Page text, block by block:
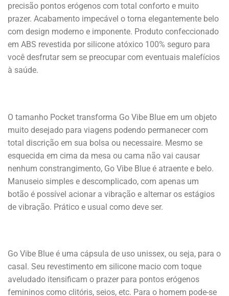
precisão pontos erógenos com total conforto e muito
prazer. Acabamento impecável o torna elegantemente belo
com design moderno e imponente. Produto confeccionado
em ABS revestida por silicone atóxico 100% seguro para
você desfrutar sem se preocupar com eventuais malefícios
à saúde.
O tamanho Pocket transforma Go Vibe Blue em um objeto
muito desejado para viagens podendo permanecer com
total discrição em sua bolsa ou necessaire. Mesmo se
esquecida em cima da mesa ou cama não vai causar
nenhum constrangimento, Go Vibe Blue é atraente e belo.
Manuseio simples e descomplicado, com apenas um
botão é possível acionar a vibração e alternar os estágios
de vibração. Prático e usual como deve ser.
Go Vibe Blue é uma cápsula de uso unissex, ou seja, para o
casal. Seu revestimento em silicone macio com toque
aveludado itensificam o prazer para pontos erógenos
femininos como clitóris, seios, etc. Para o homem pode-se